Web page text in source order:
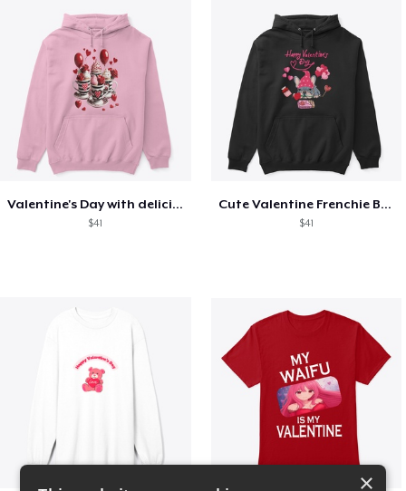
Valentine's Day with delicious food
$41
Cute Valentine Frenchie Bulldog
$41
×